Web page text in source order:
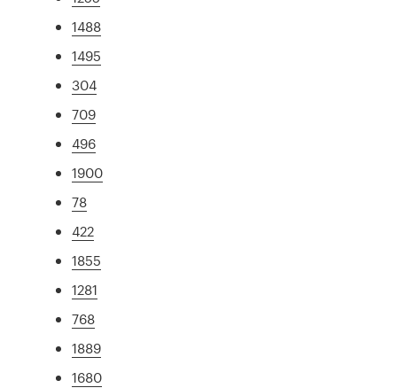
1488
1495
304
709
496
1900
78
422
1855
1281
768
1889
1680